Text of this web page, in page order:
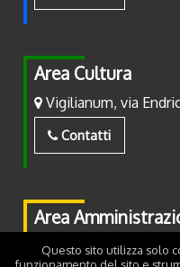
Area Cultura
Vigilianum, via
Contatti
Area
Piazza Fiera, 2 -
Questo sito utilizza solo
funzionamento del sito e